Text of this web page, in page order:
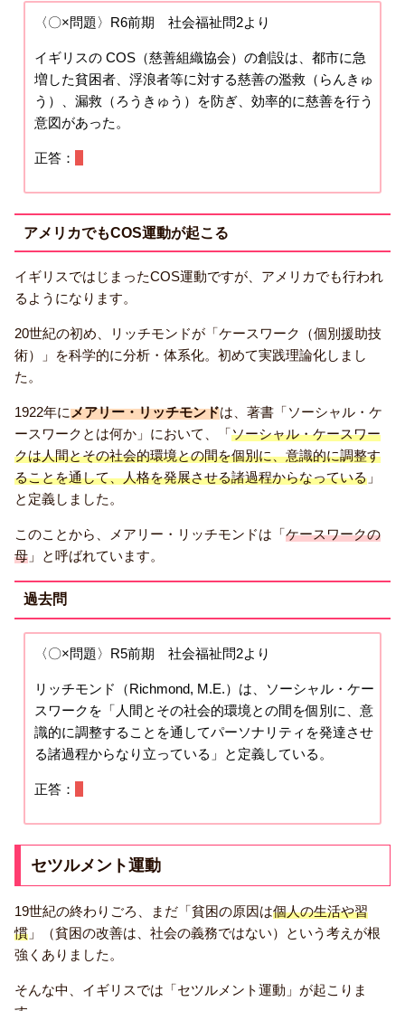
〈〇×問題〉R6前期 社会福祉問2より
イギリスの COS（慈善組織協会）の創設は、都市に急
増した貧困者、浮浪者等に対する慈善の濫救（らんきゅ
う）、漏救（ろうきゅう）を防ぎ、効率的に慈善を行う
意図があった。
正答：
アメリカでもCOS運動が起こる
イギリスではじまったCOS運動ですが、アメリカでも行われ
るようになります。
20世紀の初め、リッチモンドが「ケースワーク（個別援助技
術）」を科学的に分析・体系化。初めて実践理論化しまし
た。
1922年にメアリー・リッチモンドは、著書「ソーシャル・ケ
ースワークとは何か」において、「ソーシャル・ケースワー
クは人間とその社会的環境との間を個別に、意識的に調整す
ることを通して、人格を発展させる諸過程からなっている 」
と定義しました。
このことから、メアリー・リッチモンドは「ケースワークの
母 」と呼ばれています。
過去問
〈〇×問題〉R5前期 社会福祉問2より
リッチモンド（Richmond, M.E.）は、ソーシャル・ケー
スワークを「人間とその社会的環境との間を個別に、意
識的に調整することを通してパーソナリティを発達させ
る諸過程からなり立っている」と定義している。
正答：
セツルメント運動
19世紀の終わりごろ、 まだ「貧困の原因は個人の生活や習
慣 」（貧困の改善は、社会の義務ではない）という考えが根
強くありました。
そんな中、イギリスでは「セツルメント運動」が起こりま